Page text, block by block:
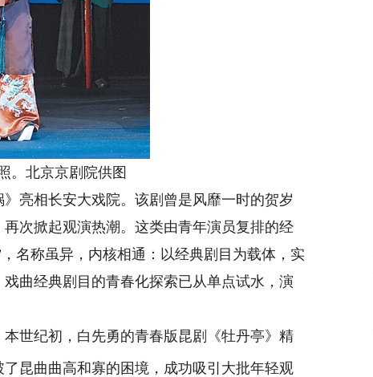
。北京京剧院供图
相长安大戏院。该剧曾是风靡一时的贺岁
次掀起观演热潮。这类由青年演员复排的经
名称虽异，内核相通：以经典剧目为载体，实
曲经典剧目的青春化探索已从单点试水，演
本世纪初，白先勇的青春版昆剧《牡丹亭》精
昆曲曲高和寡的困境，成功吸引大批年轻观